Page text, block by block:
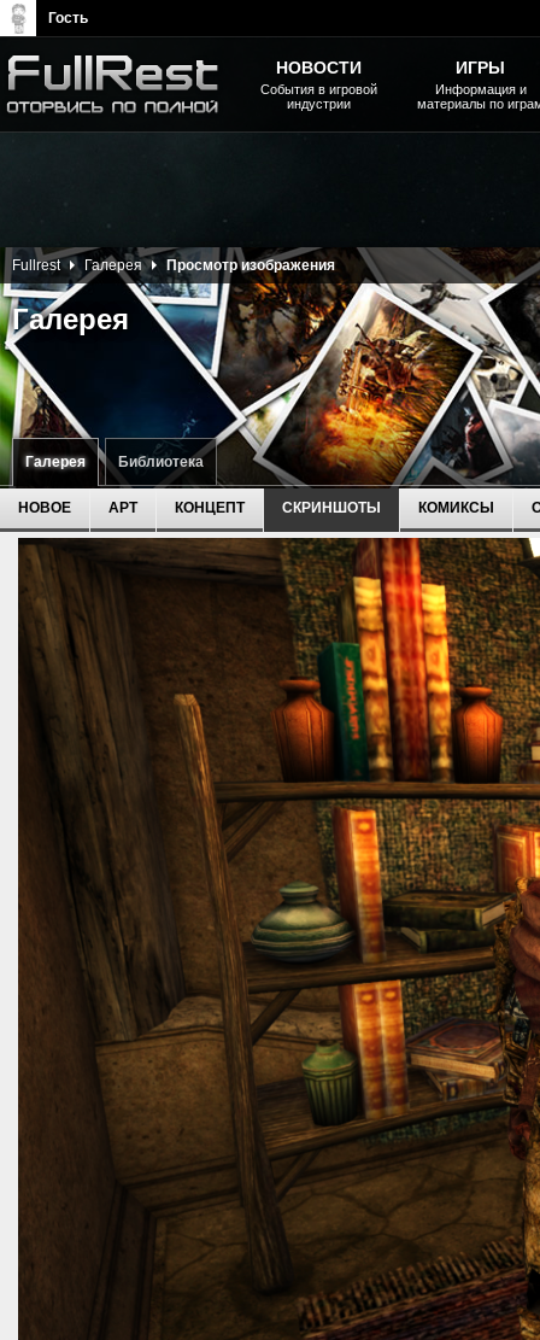
Галерея Библиотека
Галерея
Fullrest Галерея Просмотр изображения
НОВОЕ АРТ КОНЦЕПТ СКРИНШОТЫ КОМИКСЫ
НОВОСТИ
События в игровой
индустрии
ИГРЫ
Информация и
материалы по
Гость